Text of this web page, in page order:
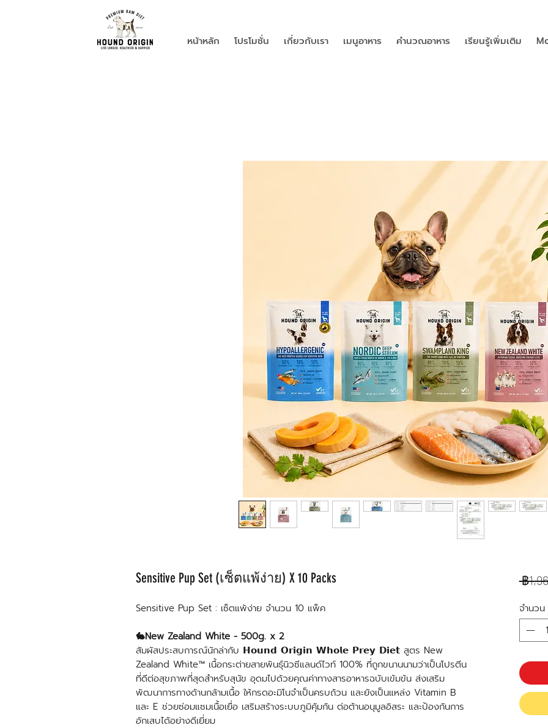
หน้าหลัก โปรโมชั่น เกี่ยวกับเรา เมนูอาหาร คำนวณอาหาร เรียนรู้เพิ่มเติม
Sensitive Pup Set (เซ็ตแพ้ง่าย) X 10 Packs
Sensitive Pup Set : เซ็ตแพ้ง่าย จำนวน 10 แพ็ค
🐇New Zealand White - 500g. x 2
สัมผัสประสบการณ์นักล่ากับ 𝗛𝗼𝘂𝗻𝗱 𝗢𝗿𝗶𝗴𝗶𝗻 𝗪𝗵𝗼𝗹𝗲 𝗣𝗿𝗲𝘆 𝗗𝗶𝗲𝘁 สูตร New
Zealand White™ เนื้อกระต่ายสายพันธุ์นิวซีแลนด์ไวท์ 100% ที่ถูกขนานนามว่าเป็นโปรตีน
ที่ดีต่อสุขภาพที่สุดสำหรับสุนัข อุดมไปด้วยคุณค่าทางสารอาหารฉบับเข้มข้น ส่งเสริม
พัฒนาการทางด้านกล้ามเนื้อ ให้กรดอะมิโนจำเป็นครบถ้วน และยังเป็นแหล่ง Vitamin B
และ E ช่วยซ่อมแซมเนื้อเยื่อ เสริมสร้างระบบภูมิคุ้มกัน ต่อต้านอนุมูลอิสระ และป้องกันการ
อักเสบได้อย่างดีเยี่ยม
฿
จำนวน